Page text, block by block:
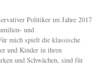
Politiker im Jahre 2017
und
mich spielt die klassische
und Kinder in ihren
und Schwächen, sind für